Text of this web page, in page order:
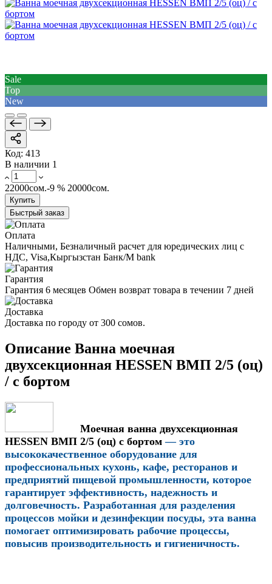
Sale
Top
New
Код: 413
В наличии 1
22000сом.-9 % 20000сом.
Купить
Быстрый заказ
Оплата
Наличными, Безналичный расчет для юредических лиц с
НДС, Visa,Кыргызстан Банк/M bank
Гарантия
Гарантия 6 месяцев Обмен возврат товара в течении 7 дней
Доставка
Доставка по городу от 300 сомов.
Описание Ванна моечная
двухсекционная HESSEN ВМП 2/5 (оц)
/ с бортом
Моечная ванна двухсекционная
HESSEN ВМП 2/5 (оц) с бортом— это
высококачественное оборудование для
профессиональных кухонь, кафе, ресторанов и
предприятий пищевой промышленности, которое
гарантирует эффективность, надежность и
долговечность. Разработанная для разделения
процессов мойки и дезинфекции посуды, эта ванна
помогает оптимизировать рабочие процессы,
повысив производительность и гигиеничность.